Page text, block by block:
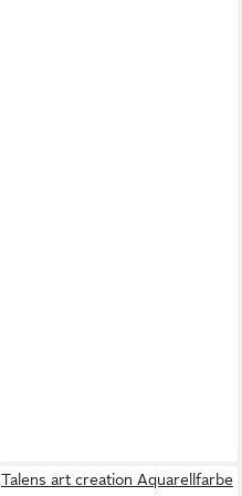
Talens art creation Aquarellfarbe